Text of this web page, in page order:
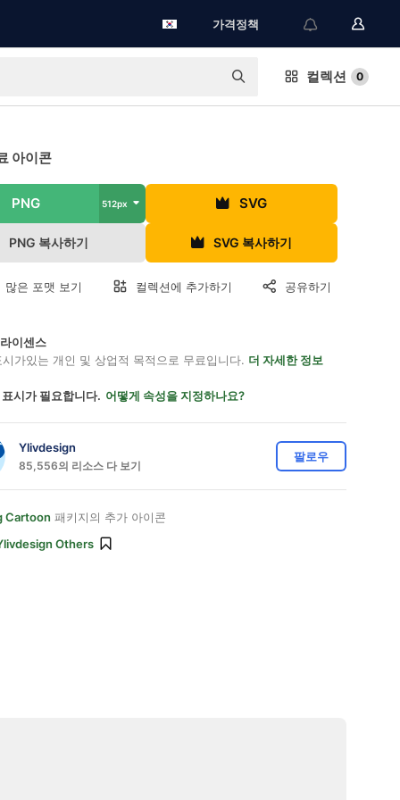
가격정책
컬렉션 0
아이콘
PNG 512px SVG
PNG 복사하기 SVG 복사하기
많은 포맷 보기 컬렉션에 추가하기 공유하기
이센스
가있는 개인 및 상업적 목적으로 무료입니다. 더 자세한 정보
시가 필요합니다. 어떻게 속성을 지정하나요?
Ylivdesign
85,556의 리소스 다 보기
팔로우
Cartoon 패키지의 추가 아이콘
Others